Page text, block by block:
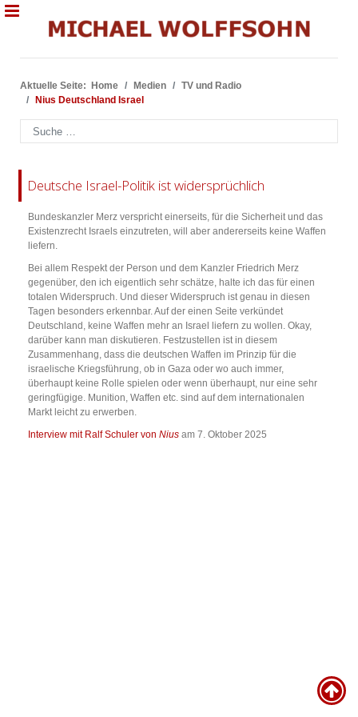
Aktuelle Seite: Home Medien
TV und Radio
Nius Deutschland Israel
Suchen
Deutsche Israel-Politik ist widersprüchlich
Bundeskanzler Merz verspricht einerseits, für die Sicherheit und das
Existenzrecht Israels einzutreten, will aber andererseits keine Waffen
liefern.
Bei allem Respekt der Person und dem Kanzler Friedrich Merz
gegenüber, den ich eigentlich sehr schätze, halte ich das für einen
totalen Widerspruch. Und dieser Widerspruch ist genau in diesen
Tagen besonders erkennbar. Auf der einen Seite verkündet
Deutschland, keine Waffen mehr an Israel liefern zu wollen. Okay,
darüber kann man diskutieren. Festzustellen ist in diesem
Zusammenhang, dass die deutschen Waffen im Prinzip für die
israelische Kriegsführung, ob in Gaza oder wo auch immer,
überhaupt keine Rolle spielen oder wenn überhaupt, nur eine sehr
geringfügige. Munition, Waffen etc. sind auf dem internationalen
Markt leicht zu erwerben.
Interview mit Ralf Schuler von Nius am 7. Oktober 2025